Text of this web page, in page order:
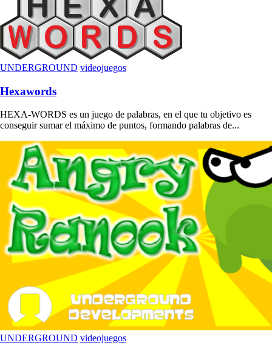
UNDERGROUND videojuegos
Hexawords
HEXA-WORDS es un juego de palabras, en el que tu objetivo es
conseguir sumar el máximo de puntos, formando palabras de...
UNDERGROUND videojuegos